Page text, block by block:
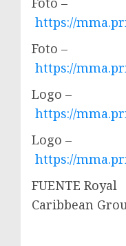
https://
Foto –
https://
Logo –
https://
Logo –
https://
FUENTE Royal
Caribbean